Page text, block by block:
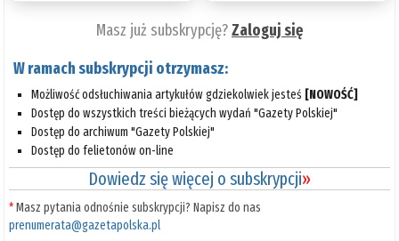
Masz już subskrypcję?Zaloguj się
W ramach subskrypcji otrzymasz:
Możliwość odsłuchiwania artykułów gdziekolwiek jesteś [NOWOŚĆ]
Dostęp do wszystkich treści bieżących wydań "Gazety Polskiej"
Dostęp do archiwum "Gazety Polskiej"
Dostęp do felietonów on-line
Dowiedz się więcej o subskrypcji»
*Masz pytania odnośnie subskrypcji? Napisz do nas
prenumerata@gazetapolska.pl